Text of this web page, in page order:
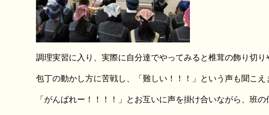
調理実習に入り、実際に自分達でやってみると椎茸の飾り切
包丁の動かし方に苦戦し、「難しい！！！」という声も聞こえ
「がんばれー！！！！」とお互いに声を掛け合いながら、班